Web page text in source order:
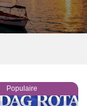
Populaire